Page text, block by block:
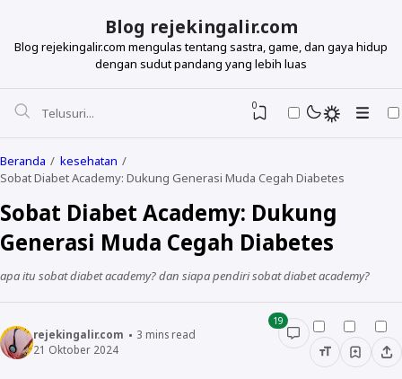
Blog rejekingalir.com
Blog rejekingalir.com mengulas tentang sastra, game, dan gaya hidup
dengan sudut pandang yang lebih luas
0
Beranda
kesehatan
Sobat Diabet Academy: Dukung Generasi Muda Cegah Diabetes
Sobat Diabet Academy: Dukung
Generasi Muda Cegah Diabetes
apa itu sobat diabet academy? dan siapa pendiri sobat diabet academy?
rejekingalir.com 3 mins read
21 Oktober 2024
19